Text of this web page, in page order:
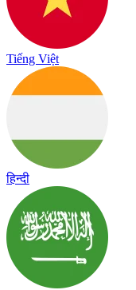
Tiếng Việt
हिन्दी